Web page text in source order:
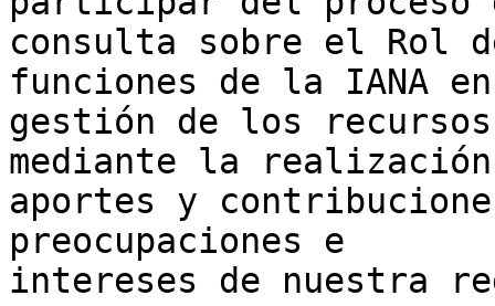
consulta sobre el Rol
funciones de la IANA
gestión de los
mediante la
aportes y
preocupaciones e
intereses de nuestra